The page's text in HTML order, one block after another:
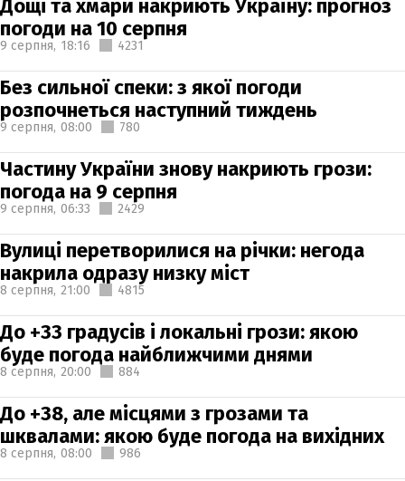
Дощі та хмари накриють Україну: прогноз
погоди на 10 серпня
9 серпня, 18:16 4231
Без сильної спеки: з якої погоди
розпочнеться наступний тиждень
9 серпня, 08:00 780
Частину України знову накриють грози:
погода на 9 серпня
9 серпня, 06:33 2429
Вулиці перетворилися на річки: негода
накрила одразу низку міст
8 серпня, 21:00 4815
До +33 градусів і локальні грози: якою
буде погода найближчими днями
8 серпня, 20:00 884
До +38, але місцями з грозами та
шквалами: якою буде погода на вихідних
8 серпня, 08:00 986